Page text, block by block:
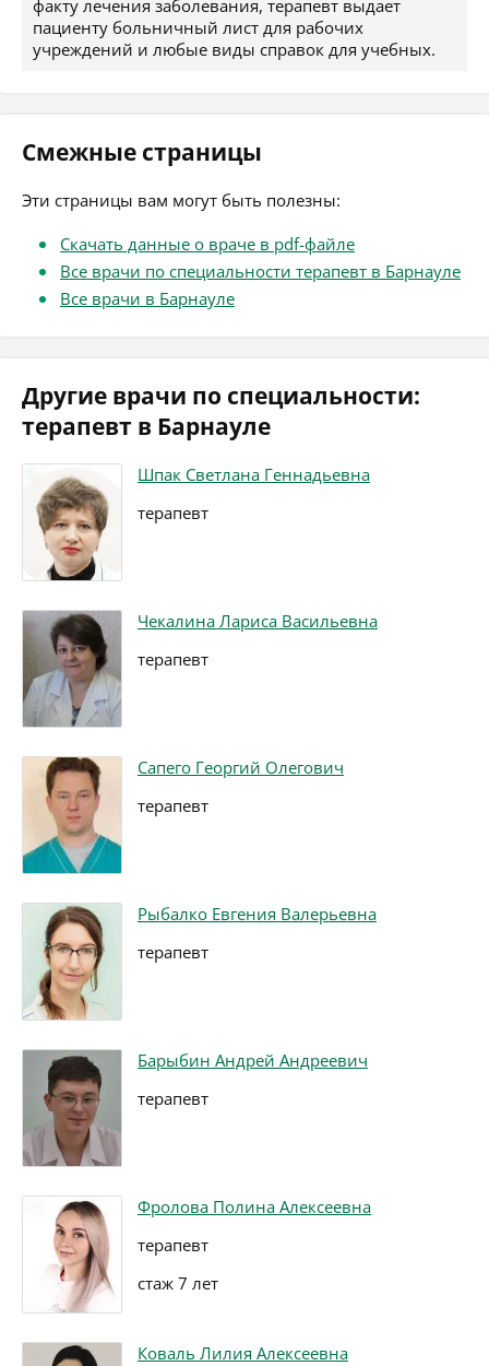
факту лечения заболевания, терапевт выдает
пациенту больничный лист для рабочих
учреждений и любые виды справок для учебных.
Смежные страницы
Эти страницы вам могут быть полезны:
Скачать данные о враче в pdf-файле
Все врачи по специальности терапевт в Барнауле
Все врачи в Барнауле
Другие врачи по специальности:
терапевт в Барнауле
Шпак Светлана Геннадьевна
терапевт
Чекалина Лариса Васильевна
терапевт
Сапего Георгий Олегович
терапевт
Рыбалко Евгения Валерьевна
терапевт
Барыбин Андрей Андреевич
терапевт
Фролова Полина Алексеевна
терапевт
стаж 7 лет
Коваль Лилия Алексеевна